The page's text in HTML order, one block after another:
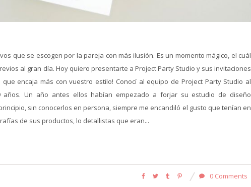
que se escogen por la pareja con más ilusión. Es un momento mágico, el cuál
al gran día. Hoy quiero presentarte a Project Party Studio y sus invitaciones
encaja más con vuestro estilo! Conocí al equipo de Project Party Studio al
años. Un año antes ellos habían empezado a forjar su estudio de diseño
sin conocerlos en persona, siempre me encandiló el gusto que tenían en
de sus productos, lo detallistas que eran...
0 Comments